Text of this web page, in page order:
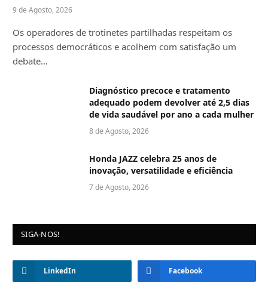
9 de Agosto, 2026
Os operadores de trotinetes partilhadas respeitam os
processos democráticos e acolhem com satisfação um
debate…
Diagnóstico precoce e tratamento
adequado podem devolver até 2,5 dias
de vida saudável por ano a cada mulher
8 de Agosto, 2026
Honda JAZZ celebra 25 anos de
inovação, versatilidade e eficiência
7 de Agosto, 2026
SIGA-NOS!
LinkedIn Facebook